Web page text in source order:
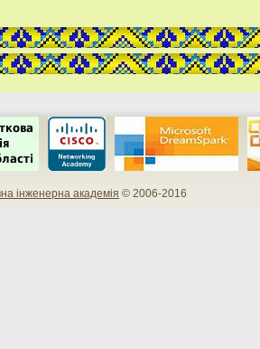
інженерна академія © 2006-2016